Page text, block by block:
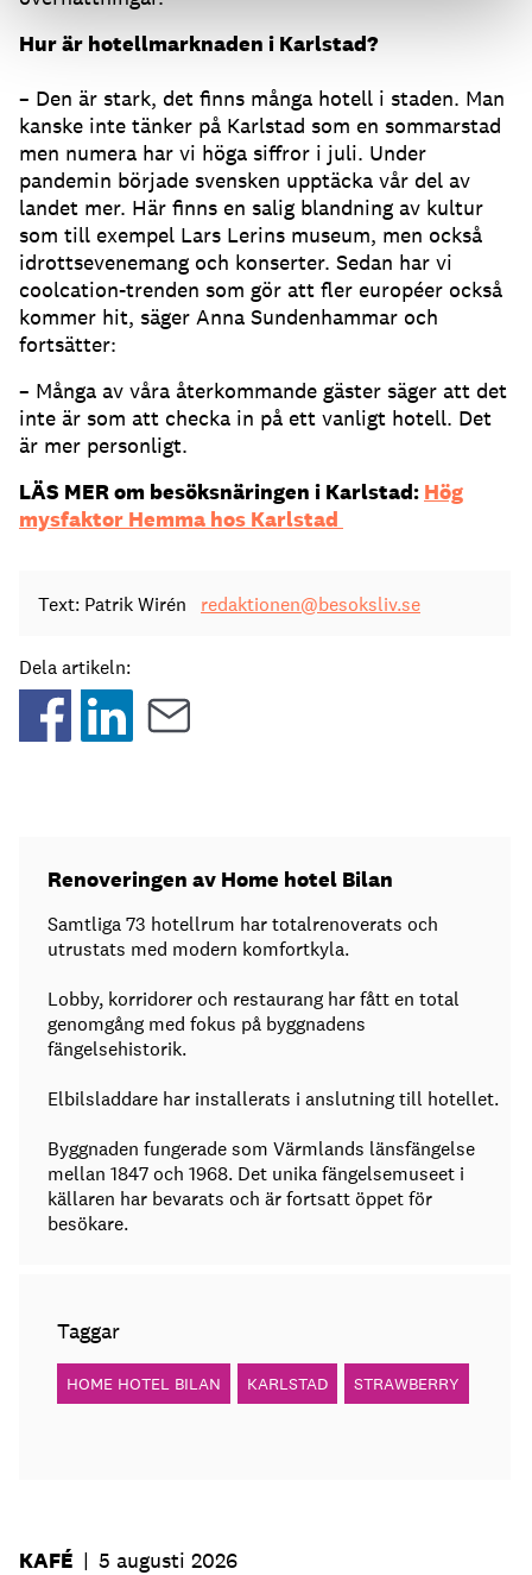
Hur är hotellmarknaden i Karlstad?
– Den är stark, det finns många hotell i staden. Man
kanske inte tänker på Karlstad som en sommarstad
men numera har vi höga siffror i juli. Under
pandemin började svensken upptäcka vår del av
landet mer. Här finns en salig blandning av kultur
som till exempel Lars Lerins museum, men också
idrottsevenemang och konserter. Sedan har vi
coolcation-trenden som gör att fler européer också
kommer hit, säger Anna Sundenhammar och
fortsätter:
– Många av våra återkommande gäster säger att det
inte är som att checka in på ett vanligt hotell. Det
är mer personligt.
LÄS MER om besöksnäringen i Karlstad: Hög
mysfaktor Hemma hos Karlstad
Text: Patrik Wirén redaktionen@besoksliv.se
Dela artikeln:
Renoveringen av Home hotel Bilan
Samtliga 73 hotellrum har totalrenoverats och
utrustats med modern komfortkyla.
Lobby, korridorer och restaurang har fått en total
genomgång med fokus på byggnadens
fängelsehistorik.
Elbilsladdare har installerats i anslutning till hotellet.
Byggnaden fungerade som Värmlands länsfängelse
mellan 1847 och 1968. Det unika fängelsemuseet i
källaren har bevarats och är fortsatt öppet för
besökare.
Taggar
HOME HOTEL BILAN KARLSTAD STRAWBERRY
KAFÉ | 5 augusti 2026